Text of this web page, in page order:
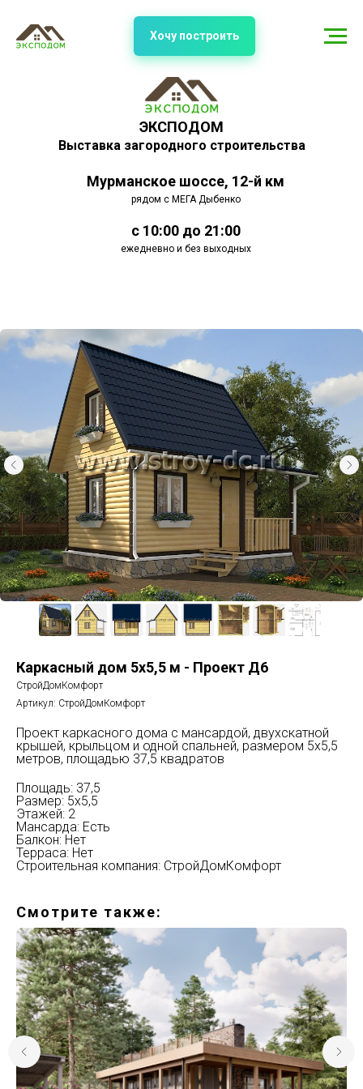
ЭКСПОДОМ
Выставка загородного строительства
Мурманское шоссе, 12-й км
рядом с МЕГА Дыбенко
с 10:00 до 21:00
ежедневно и без выходных
Хочу построить
Каркасный дом 5х5,5 м - Проект Д6
СтройДомКомфорт
Артикул: СтройДомКомфорт
Проект каркасного дома с мансардой, двухскатной
крышей, крыльцом и одной спальней, размером 5х5,5
метров, площадью 37,5 квадратов
Площадь: 37,5
Размер: 5х5,5
Этажей: 2
Мансарда: Есть
Балкон: Нет
Терраса: Нет
Строительная компания: СтройДомКомфорт
Смотрите также: